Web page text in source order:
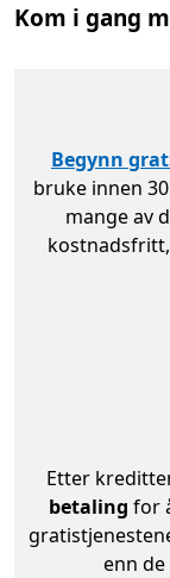
Kom i gang
Begynn
bruke innen
mange av
Etter
betaling for
enn